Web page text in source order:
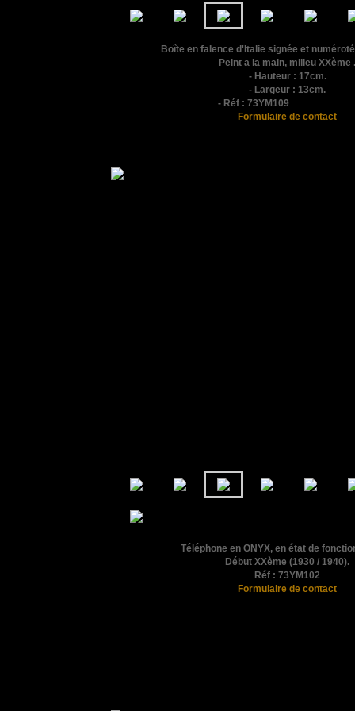
Boîte en faÏence d'Italie signée et
Peint a la main, milieu XXème .
- Hauteur : 17cm.
- Largeur : 13cm.
- Réf : 73YM109
Formulaire de contact
Téléphone en ONYX, en état de
Début XXème (1930 / 1940).
Réf : 73YM102
Formulaire de contact